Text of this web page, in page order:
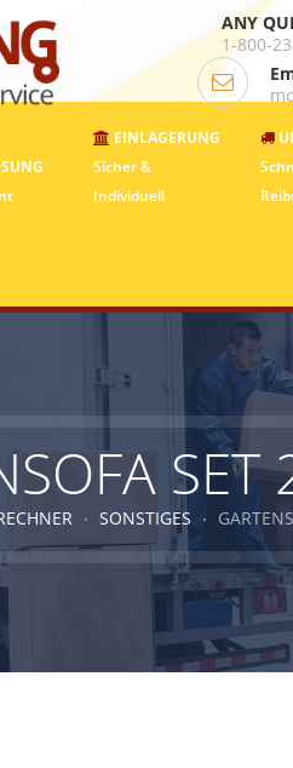
ANY
1-800-
EINLAGERUNG
Sicher &
Individuell
SET
SONSTIGES